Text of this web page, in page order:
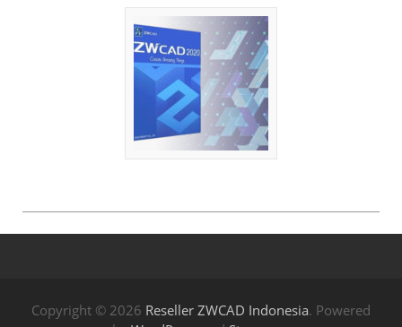
Copyright © 2026 Reseller ZWCAD Indonesia. Powered